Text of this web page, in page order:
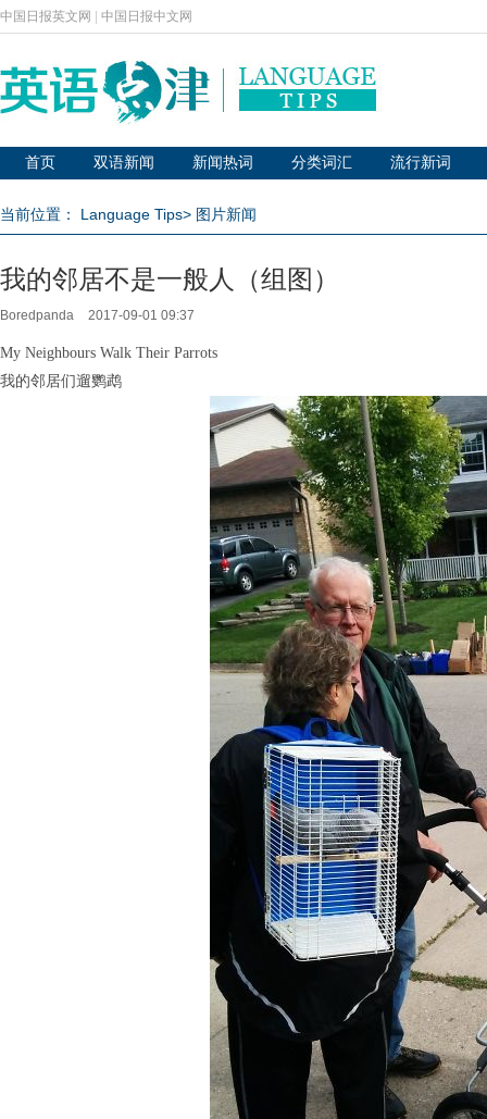
中国日报英文网 中国日报中文网
首页 双语新闻 新闻热词 分类词汇 流行新词
当前位置： Language Tips> 图片新闻
我的邻居不是一般人（组图）
Boredpanda 2017-09-01 09:37
My Neighbours Walk Their Parrots
我的邻居们遛鹦鹉